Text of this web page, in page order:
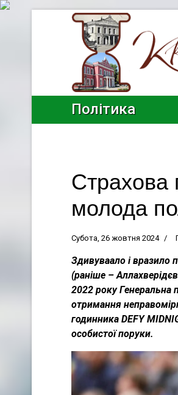
Політика
Страхова
молода
Субота, 26 жовтня 2024
Здивуваало і вразило
(раніше –
2022 року Генеральна
отримання
годинника DEFY
особистої поруки.